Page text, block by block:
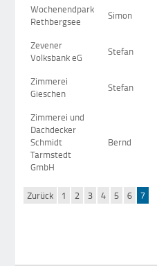
Wochenendpark
Rethbergsee
Simon
Zevener
Volksbank eG
Stefan
Zimmerei
Gieschen
Stefan
Zimmerei und
Dachdecker
Schmidt
Tarmstedt
GmbH
Bernd
Zurück 1 2 3 4 5 6 7